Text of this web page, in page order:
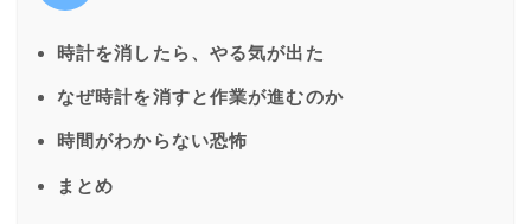
時計を消したら、やる気が出た
なぜ時計を消すと作業が進むのか
時間がわからない恐怖
まとめ